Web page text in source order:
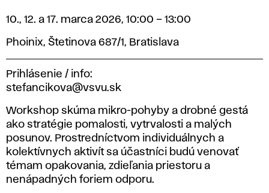
10., 12. a 17. marca 2026, 10:00 – 13:00
Phoinix, Štetinova 687/1, Bratislava
Prihlásenie / info:
stefancikova@vsvu.sk
Workshop skúma mikro-pohyby a drobné gestá
ako stratégie pomalosti, vytrvalosti a malých
posunov. Prostredníctvom individuálnych a
kolektívnych aktivít sa účastníci budú venovať
témam opakovania, zdieľania priestoru a
nenápadných foriem odporu.